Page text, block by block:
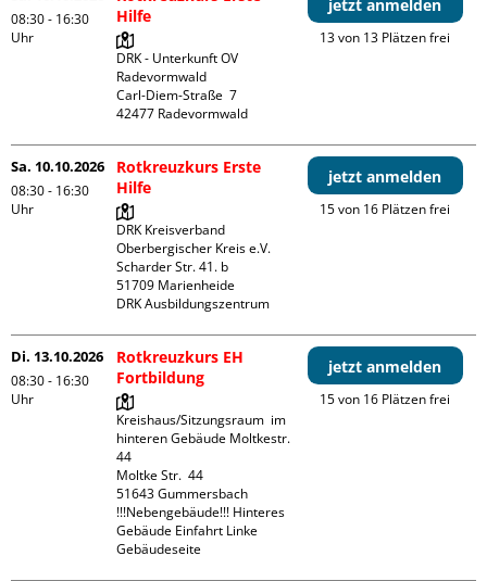
08:30 - 16:30
Uhr
Hilfe
DRK - Unterkunft OV
Radevormwald
Carl-Diem-Straße  7
jetzt anmelden
13 von 13 Plätzen frei
Sa. 10.10.2026
08:30 - 16:30
Uhr
Rotkreuzkurs Erste
Hilfe
DRK Kreisverband
Oberbergischer Kreis e.V.
Scharder Str. 41. b
51709 Marienheide
DRK Ausbildungszentrum
jetzt anmelden
15 von 16 Plätzen frei
Di. 13.10.2026
08:30 - 16:30
Uhr
Rotkreuzkurs EH
Fortbildung
Kreishaus/Sitzungsraum  im
hinteren Gebäude Moltkestr.
44
Moltke Str.  44
51643 Gummersbach
!!!Nebengebäude!!! Hinteres
Gebäude Einfahrt Linke
Gebäudeseite
jetzt anmelden
15 von 16 Plätzen frei